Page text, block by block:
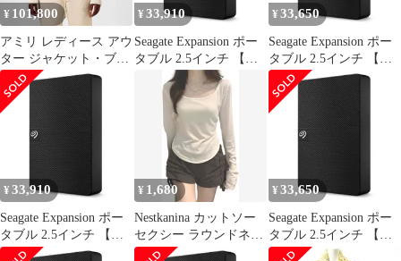
¥ 101,800
アミリ レディース アウ
ター ジャケット・ブル
ゾン Amiri Stkd Trck Jkt
Ld43 Alabaster
¥ 33,910
Seagate Expansion ポー
タブル 2.5インチ 【デ
ータ復旧 3年付】4TB
外付 ハードディスク
HDD 3年保証 静音 PC
Win Mac PS4 PS5 4K 対
応 STKM4000400 [4TB]
[スタンダード向け]
¥ 33,650
Seagate Expansion ポー
タブル 2.5インチ 【デ
ータ復旧 3年付】4TB
外付 ハードディスク
HDD 3年保証 静音 PC
Win Mac PS4 PS5 4K 対
応 STKM4000400 [4TB]
[スタンダード向け]
¥ 33,910
Seagate Expansion ポー
タブル 2.5インチ 【デ
ータ復旧 3年付】4TB
¥ 1,680
Nestkanina カットソー
セクシー ラウンドネッ
ク 長袖 Uネック ロンT
¥ 33,650
Seagate Expansion ポー
タブル 2.5インチ 【デ
ータ復旧 3年付】4TB